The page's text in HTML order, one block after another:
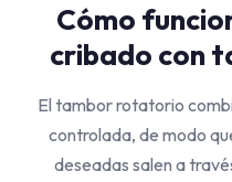
Cómo
cribado con
El tambor rotatorio
controlada, de modo
deseadas salen a